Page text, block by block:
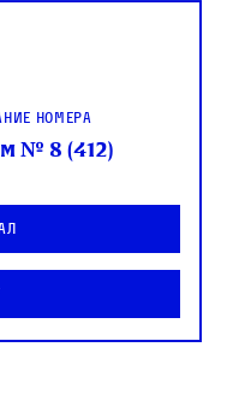
номера
№ 8 (412)